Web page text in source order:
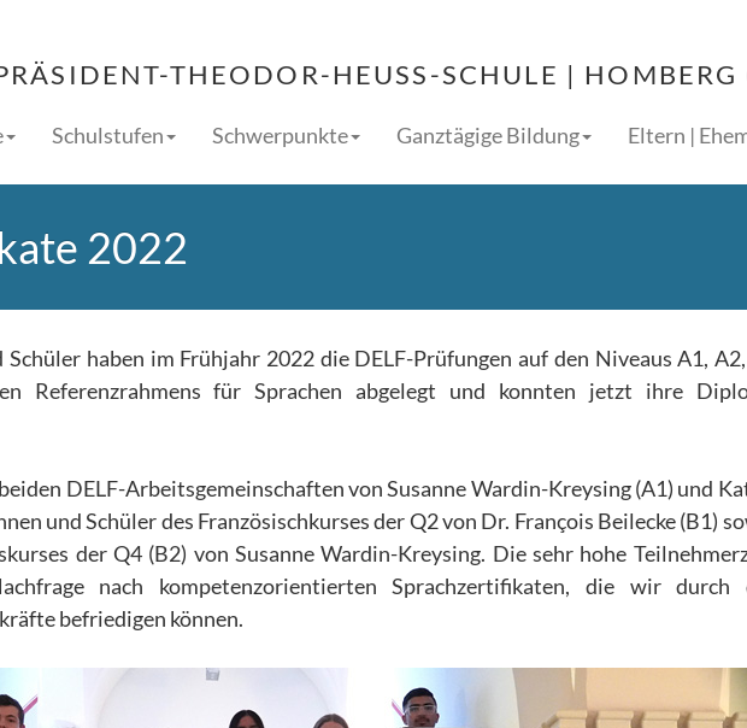
THEODOR-HEUSS-SCHULE | HOMBERG
Schulstufen Schwerpunkte Ganztägige Bildung Eltern |
2022
haben im Frühjahr 2022 die DELF-Prüfungen auf den Niveaus A1,
Referenzrahmens für Sprachen abgelegt und konnten jetzt ihre
DELF-Arbeitsgemeinschaften von Susanne Wardin-Kreysing (A1) und
und Schüler des Französischkurses der Q2 von Dr. François Beilecke (B1)
der Q4 (B2) von Susanne Wardin-Kreysing. Die sehr hohe
nach kompetenzorientierten Sprachzertifikaten, die wir durch
befriedigen können.